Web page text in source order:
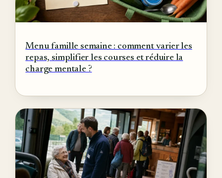
Menu famille semaine : comment varier les
repas, simplifier les courses et réduire la
charge mentale ?